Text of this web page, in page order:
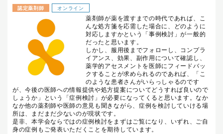
認定薬剤師 オンライン
薬剤師が薬を渡すまでの時代であれば、こ
んな処方箋を応需した場合に、どのように
対応しますかという「事例検討」が一般的
だったと思います。
しかし、服用後までフォローし、コンプラ
イアンス、効果、副作用について確認し、
薬学的アセスメントを医師にフィードバッ
クすることが求められるのであれば、「こ
のような患者さんがいらっしゃるのです
が、今後の医師への情報提供や処方提案についてどうすれば良いので
しょうか」という「症例検討」が必要になってくると思います。なか
なか他の薬剤師や医師の意見も聞きながら、症例を検討していける場
所は、まだまだ少ないのが現状です。
是非、本学会ならではの症例検討をまずはご覧になり、いずれ、ご自
身の症例もご発表いただくことを期待しています。